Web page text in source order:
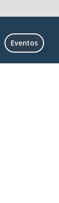
Eventos